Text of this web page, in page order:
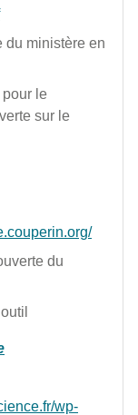
du ministère en
le
sur le
du
wp-